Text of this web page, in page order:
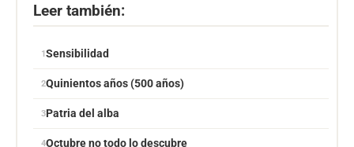
Leer también:
Sensibilidad
Quinientos años (500 años)
Patria del alba
Octubre no todo lo descubre